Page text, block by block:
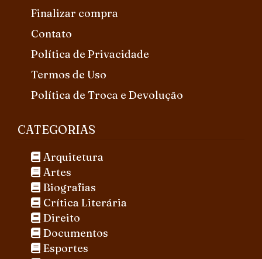
Finalizar compra
Contato
Política de Privacidade
Termos de Uso
Política de Troca e Devolução
CATEGORIAS
Arquitetura
Artes
Biografias
Crítica Literária
Direito
Documentos
Esportes